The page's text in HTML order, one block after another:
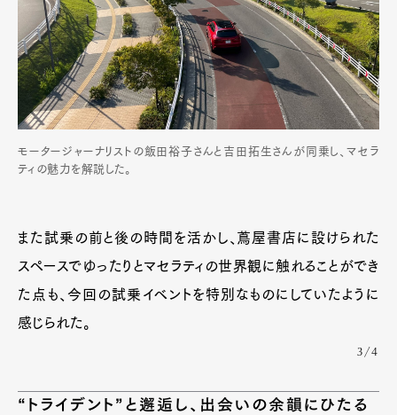
モータージャーナリストの飯田裕子さんと吉田拓生さんが同乗し、マセラ
ティの魅力を解説した。
また試乗の前と後の時間を活かし、蔦屋書店に設けられた
スペースでゆったりとマセラティの世界観に触れることができ
た点も、今回の試乗イベントを特別なものにしていたように
感じられた。
3/4
“トライデント”と邂逅し、出会いの余韻にひたる